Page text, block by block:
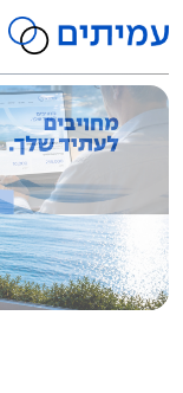
לדלג לתוכן